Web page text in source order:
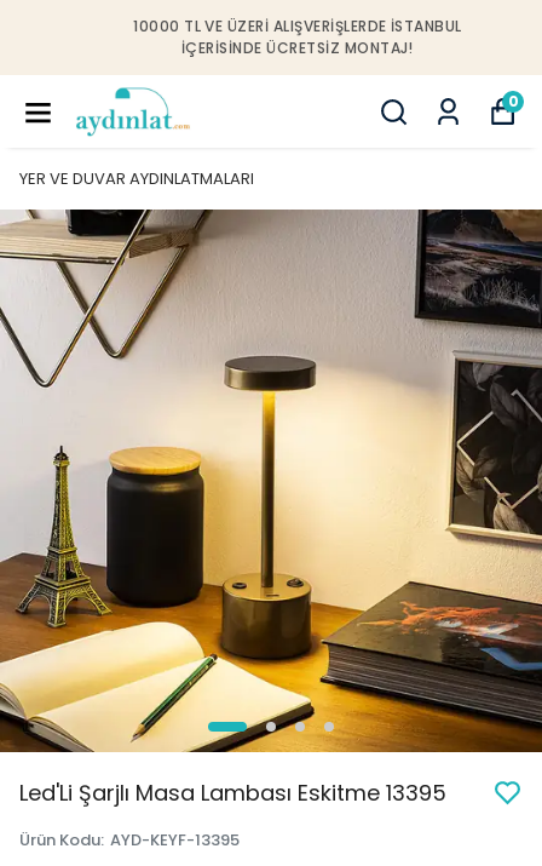
10000 TL VE ÜZERI ALIŞVERIŞLERDE İSTANBUL
IÇERISINDE ÜCRETSIZ MONTAJ!
0
YER VE DUVAR AYDINLATMALARI
Led'Li Şarjlı Masa Lambası Eskitme 13395
Ürün Kodu: AYD-KEYF-13395